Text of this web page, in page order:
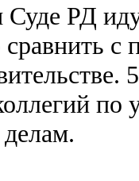
РД
с